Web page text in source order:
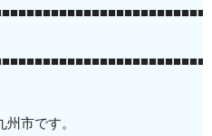
市です。